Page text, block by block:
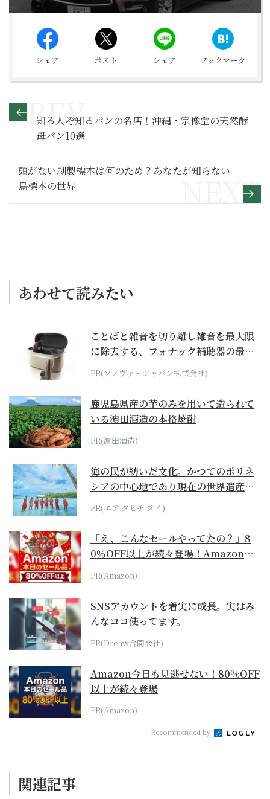
シェア ポスト シェア ブックマーク
知る人ぞ知るパンの名店！沖縄・宗像堂の天然酵
母パン10選
頭がない剥製標本は何のため？あなたが知らない
鳥標本の世界
あわせて読みたい
ことばと雑音を切り離し雑音を最大限
に除去する、フォナック補聴器の最上
位モデル
PR(ソノヴァ・ジャパン株式会社)
鹿児島県産の芋のみを用いて造られて
いる濵田酒造の本格焼酎
PR(濵田酒造)
海の民が紡いだ文化。かつてのポリネ
シアの中心地であり現在の世界遺産か
らみえてくる...
PR(エア タヒチ ヌイ)
「え、こんなセールやってたの？」8
0％OFF以上が続々登場！Amazonの
本気が...
PR(Amazon)
SNSアカウントを着実に成長。実はみ
んなココ使ってます。
PR(Dreaw合同会社)
Amazon今日も見逃せない！80%OFF
以上が続々登場
PR(Amazon)
Recommended by
関連記事